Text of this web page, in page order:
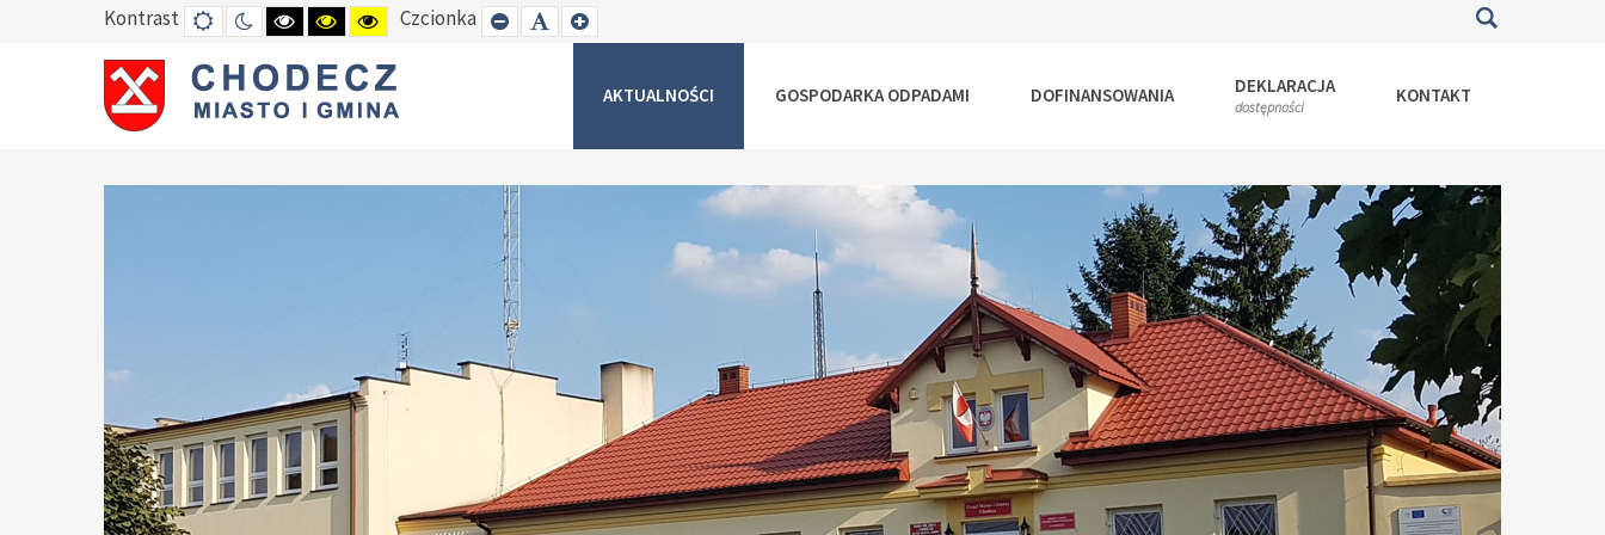
Kontrast DEFAULT
MODE
TRYB
NOCNY
HIGH
CONTRAST
BLACK
WHITE
MODE
HIGH
CONTRAST
BLACK
YELLOW
MODE
HIGH
CONTRAST
YELLOW
BLACK
MODE
Czcionka SET
SMALLER
SET
DEFAULT
SET
LARGER
AKTUALNOŚCI GOSPODARKA ODPADAMI DOFINANSOWANIA DEKLARACJA
dostępności KONTAKT